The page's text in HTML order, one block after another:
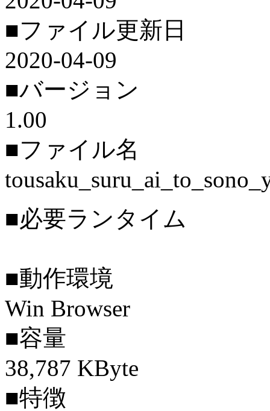
■ファイル更新日
2020-04-09
■バージョン
1.00
■ファイル名
■必要ランタイム
■動作環境
Win Browser
■容量
38,787 KByte
■特徴